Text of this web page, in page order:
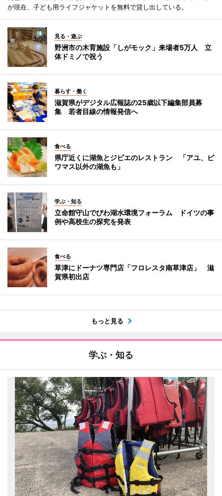
が現在、子ども用ライフジャケットを無料で貸し出している。
見る・遊ぶ
野洲市の木育施設「しがモック」来場者5万人 立
体ドミノで祝う
暮らす・働く
滋賀県がデジタル広報誌の25歳以下編集部員募
集 若者目線の情報発信へ
食べる
県庁近くに湖魚とジビエのレストラン 「アユ、ビ
ワマス以外の湖魚も」
学ぶ・知る
立命館守山でびわ湖水環境フォーラム ドイツの事
例や高校生の探究を発表
食べる
草津にドーナツ専門店「フロレスタ南草津店」 滋
賀県初出店
もっと見る
学ぶ・知る